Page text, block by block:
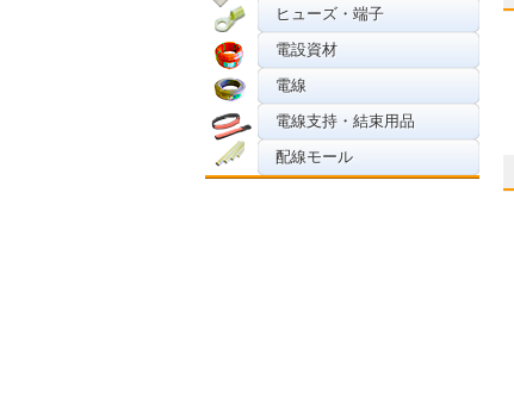
ヒューズ・端子
電設資材
電線
電線支持・結束用品
配線モール